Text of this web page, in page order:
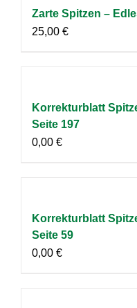
Zarte Spitzen –
25,00 €
Korrekturblatt
Seite 197
0,00 €
Korrekturblatt
Seite 59
0,00 €